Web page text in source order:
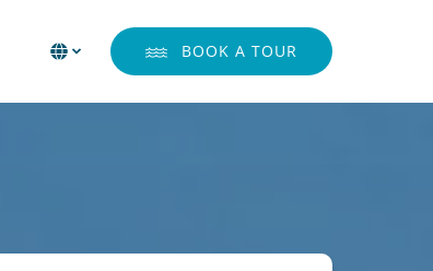
Select
Select Language ▼
BOOK A TOUR